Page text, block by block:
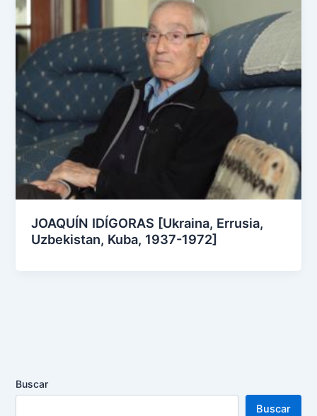
JOAQUÍN IDÍGORAS [Ukraina, Errusia,
Uzbekistan, Kuba, 1937-1972]
Buscar
Buscar